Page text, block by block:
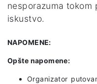
nesporazuma tokom
iskustvo.
NAPOMENE:
Opšte napomene:
Organizator